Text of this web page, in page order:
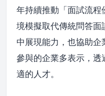
年持續推動「面試流
境模擬取代傳統問答
中展現能力，也協助企
參與的企業多表示，透
適的人才。